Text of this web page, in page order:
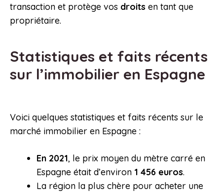
transaction et protège vos droits en tant que
propriétaire.
Statistiques et faits récents
sur l’immobilier en Espagne
Voici quelques statistiques et faits récents sur le
marché immobilier en Espagne :
En 2021, le prix moyen du mètre carré en
Espagne était d’environ 1 456 euros.
La région la plus chère pour acheter une